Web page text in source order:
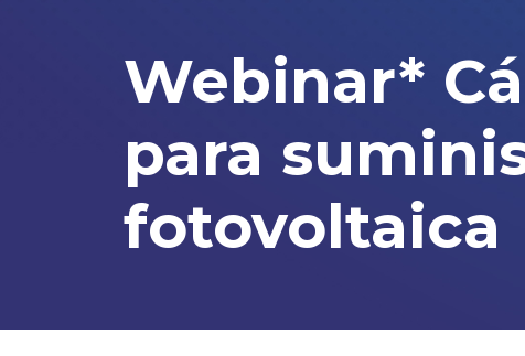
Webinar*
para
fotovoltaica
Webinario, Videoconferencia en plataformas